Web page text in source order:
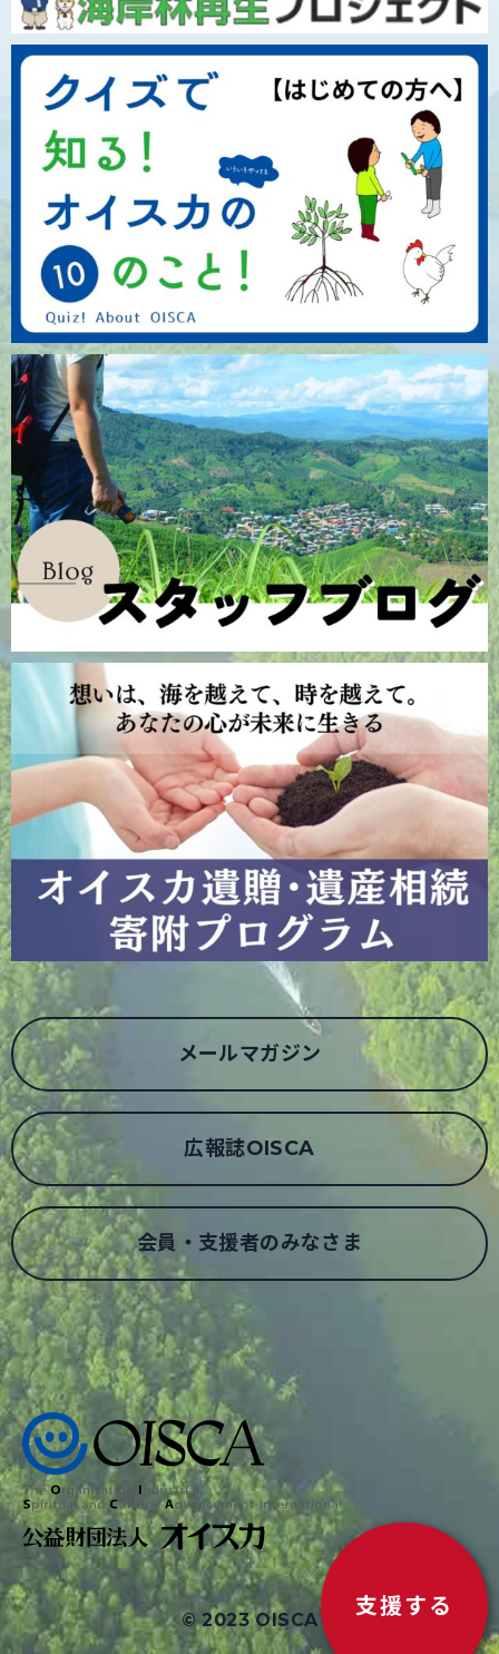
支援する
メールマガジン
広報誌OISCA
会員・支援者のみなさま
© 2023 OISCA